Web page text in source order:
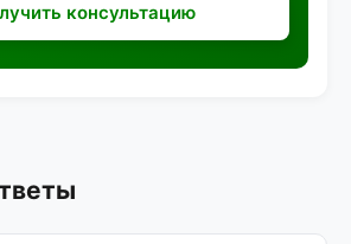
консультацию